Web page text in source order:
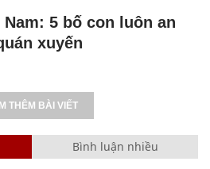
5 bố con luôn an
xuyến
THÊM BÀI VIẾT
Bình luận nhiều